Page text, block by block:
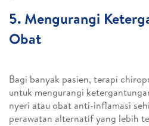
5. Mengurangi
Obat
Bagi banyak pasien, terapi
untuk mengurangi
nyeri atau obat anti-inflamasi
perawatan alternatif yang lebih